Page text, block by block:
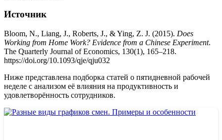
Источник
Bloom, N., Liang, J., Roberts, J., & Ying, Z. J. (2015). Does
Working from Home Work? Evidence from a Chinese Experiment.
The Quarterly Journal of Economics, 130(1), 165–218.
https://doi.org/10.1093/qje/qju032
Ниже представлена подборка статей о пятидневной рабочей
неделе с анализом её влияния на продуктивность и
удовлетворённость сотрудников.